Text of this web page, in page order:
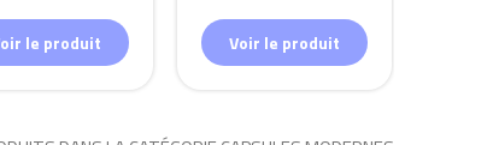
le produit Voir le produit